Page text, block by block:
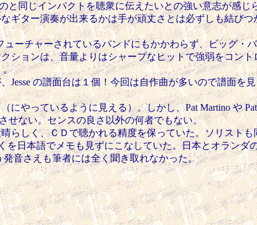
同じインパクトを聴衆に伝えたいとの強い意志が感じ
ギター演奏が出来るかは手が頑丈さとは必ずしも結び
ューチャーされているバンドにもかかわらず、ビッグ
ションは、音量よりはシャープなヒットで強弱をコン
。
の譜面台は１個！今回は自作曲が多いので譜面を
やっているように見える）。しかし、Pat Martino や
せない。センスの良さ以外の何者でもない。
らしく、ＣＤで聴かれる精度を保っていた。ソリスト
を日本語でメモも見ずにこなしていた。日本とオラン
発音さえも筆者には全く聞き取れなかった。